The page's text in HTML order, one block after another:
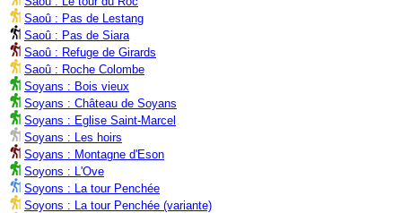
Saoû : Pas de Lestang
Saoû : Pas de Siara
Saoû : Refuge de Girards
Saoû : Roche Colombe
Soyans : Bois vieux
Soyans : Château de Soyans
Soyans : Eglise Saint-Marcel
Soyans : Les hoirs
Soyans : Montagne d'Eson
Soyons : L'Ove
Soyons : La tour Penchée
Soyons : La tour Penchée (variante)